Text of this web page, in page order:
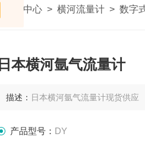
产品中心 > 横河流量计 > 数字
日本横河氩气流量计
描述： 日本横河氩气流量计现货供应
产品型号： DY